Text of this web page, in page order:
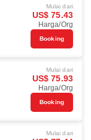
Mulai dari
US$ 75.43
Harga/Org
Booking
Mulai dari
US$ 75.93
Harga/Org
Booking
Mulai dari